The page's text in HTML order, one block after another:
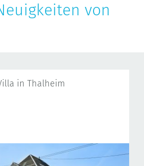
von
in Thalheim